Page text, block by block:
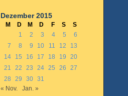
Dezember 2015
M D M D F S
S
1
2 3 4 5
6
7
8 9 10 11 12
13
14
15 16 17 18 19
20
21
22 23 24 25 26
27
28
29 30 31
« Nov.
Jan. »